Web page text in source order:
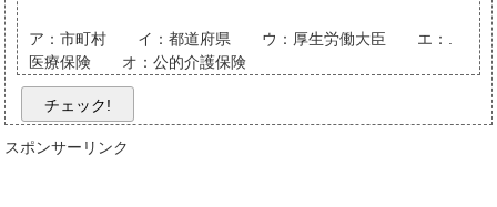
ア：市町村 イ：都道府県 ウ：厚生労働大臣 エ：.
医療保険 オ：公的介護保険
チェック!
スポンサーリンク